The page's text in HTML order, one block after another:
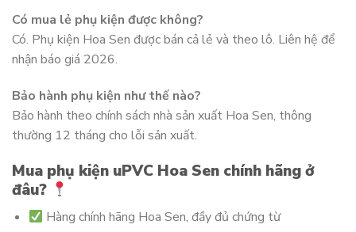
Có mua lẻ phụ kiện được không?
Có. Phụ kiện Hoa Sen được bán cả lẻ và theo lô. Liên hệ để
nhận báo giá 2026.
Bảo hành phụ kiện như thế nào?
Bảo hành theo chính sách nhà sản xuất Hoa Sen, thông
thường 12 tháng cho lỗi sản xuất.
Mua phụ kiện uPVC Hoa Sen chính hãng ở
đâu?
Hàng chính hãng Hoa Sen, đầy đủ chứng từ